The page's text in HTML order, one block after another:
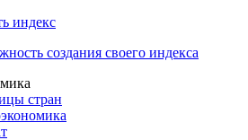
индекс
создания своего индекса
стран